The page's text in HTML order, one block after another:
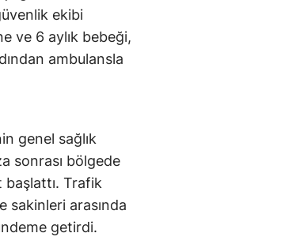
ekibi
ve 6 aylık bebeği,
ambulansla
genel sağlık
sonrası bölgede
Trafik
sakinleri arasında
getirdi.